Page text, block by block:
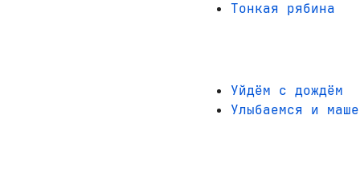
Тонкая рябина
Уйдём с дождём
Улыбаемся и